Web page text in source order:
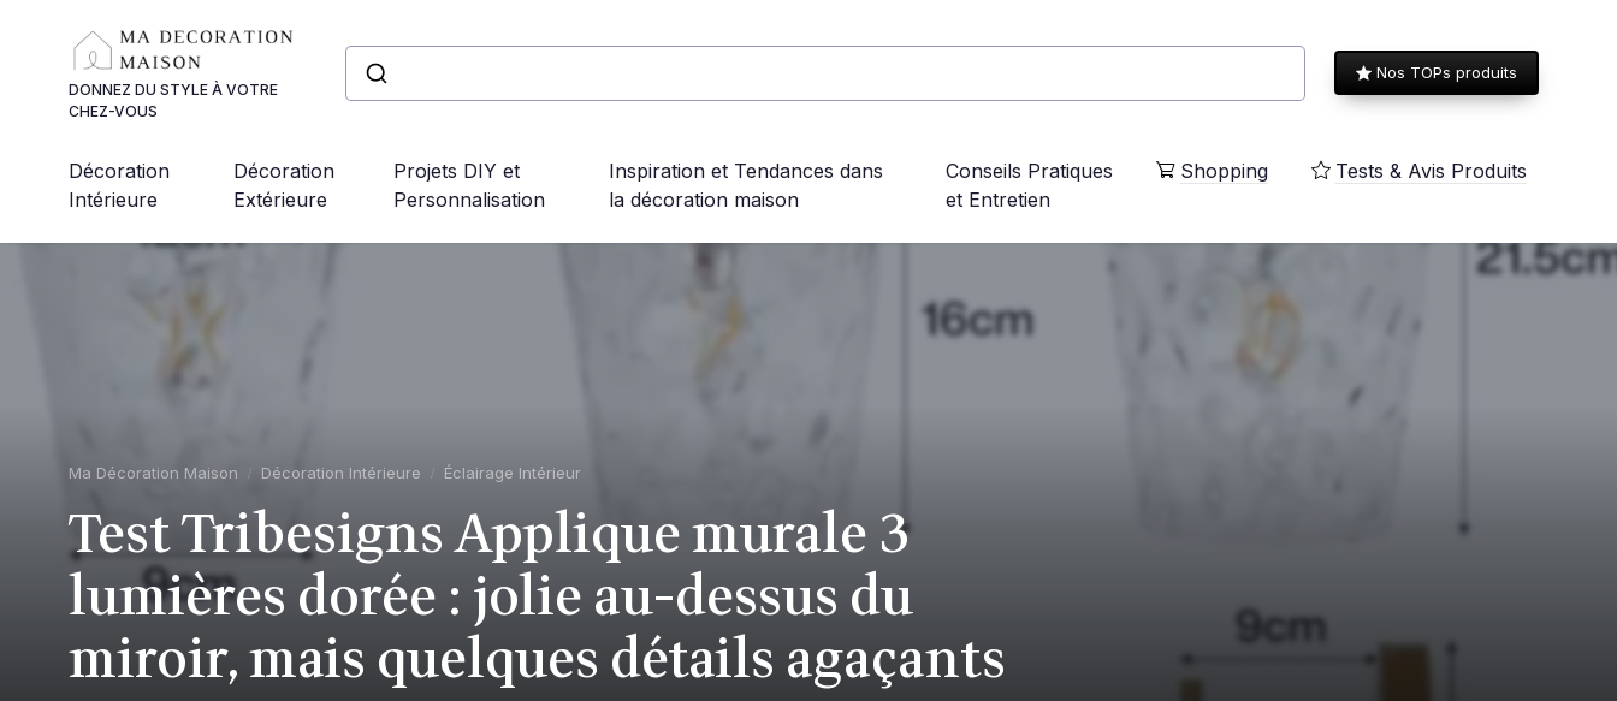
DONNEZ DU STYLE À VOTRE
CHEZ-VOUS
Nos TOPs produits
Décoration
Intérieure
Décoration
Extérieure
Projets DIY et
Personnalisation
Inspiration et Tendances dans
la décoration maison
Conseils Pratiques
et Entretien
Shopping Tests & Avis Produits
Ma Décoration Maison Décoration Intérieure Éclairage Intérieur
Test Tribesigns Applique murale 3
lumières dorée : jolie au-dessus du
miroir, mais quelques détails agaçants